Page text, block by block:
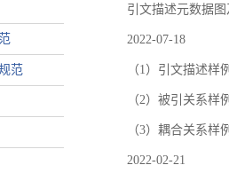
范
引文描述元数据
2022-07-18
（1）引文描述样
（2）被引关系
（3）耦合关系
2022-02-21